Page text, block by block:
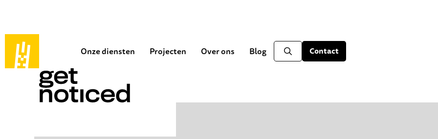
Onze diensten Projecten Over ons Blog Contact